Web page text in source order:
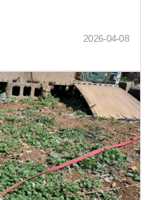
2026-04-08